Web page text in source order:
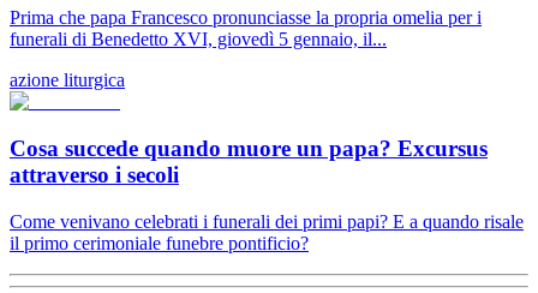
Prima che papa Francesco pronunciasse la propria omelia per i
funerali di Benedetto XVI, giovedì 5 gennaio, il...
azione liturgica
Cosa succede quando muore un papa? Excursus
attraverso i secoli
Come venivano celebrati i funerali dei primi papi? E a quando risale
il primo cerimoniale funebre pontificio?